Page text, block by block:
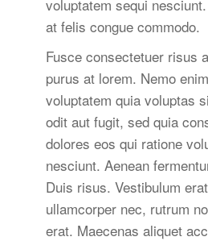
voluptatem sequi
at felis congue commodo.
Fusce consectetuer risus
purus at lorem. Nemo
voluptatem quia voluptas
odit aut fugit, sed quia
dolores eos qui ratione
nesciunt. Aenean
Duis risus. Vestibulum
ullamcorper nec, rutrum
erat. Maecenas aliquet